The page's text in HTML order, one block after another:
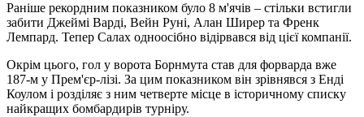
Раніше рекордним показником було 8 м'ячів – стільки встигли
забити Джеймі Варді, Вейн Руні, Алан Ширер та Френк
Лемпард. Тепер Салах одноосібно відірвався від цієї компанії.
Окрім цього, гол у ворота Борнмута став для форварда вже
187-м у Прем'єр-лізі. За цим показником він зрівнявся з Енді
Коулом і розділяє з ним четверте місце в історичному списку
найкращих бомбардирів турніру.